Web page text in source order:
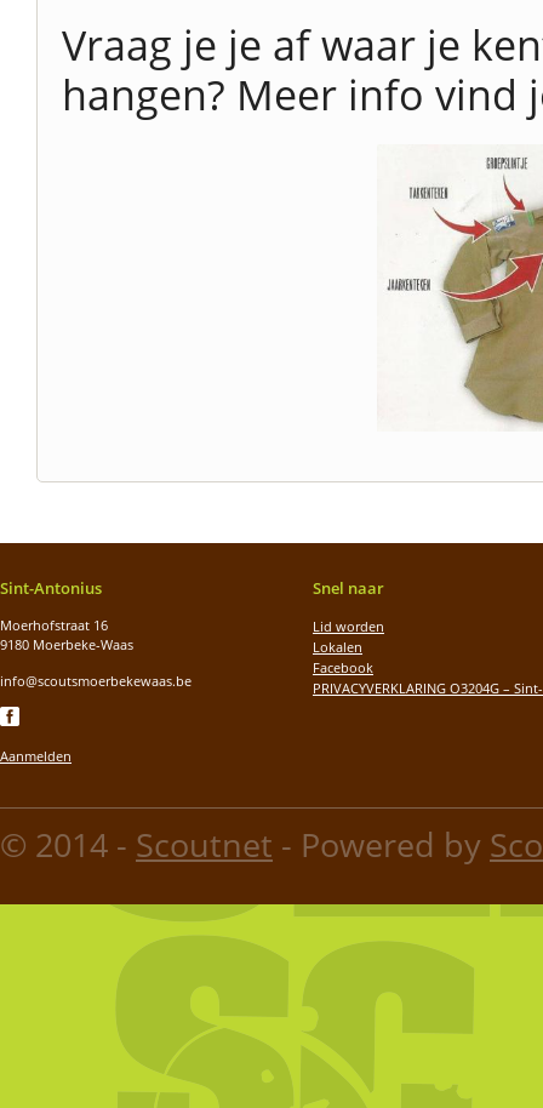
Vraag je je af waar je
hangen? Meer info vind
Sint-Antonius
Moerhofstraat 16
9180 Moerbeke-Waas
info@scoutsmoerbekewaas.be
Aanmelden
Snel naar
Lid worden
Lokalen
Facebook
PRIVACYVERKLARING O3204G –
© 2014 - Scoutnet - Powered by